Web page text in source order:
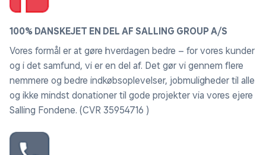
100% DANSKEJET EN DEL AF SALLING GROUP A/S
Vores formål er at gøre hverdagen bedre – for vores kunder
og i det samfund, vi er en del af. Det gør vi gennem flere
nemmere og bedre indkøbsoplevelser, jobmuligheder til alle
og ikke mindst donationer til gode projekter via vores ejere
Salling Fondene. (CVR 35954716 )